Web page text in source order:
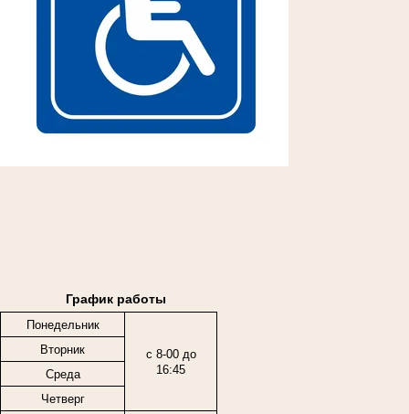
График работы
Понедельник
с 8-00 до
16:45
Вторник
Среда
Четверг